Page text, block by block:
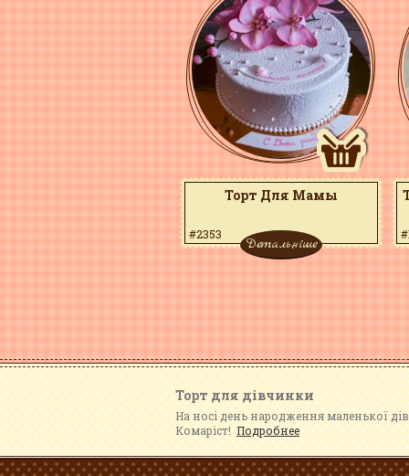
Торт Для Мамы
#2353
Детальніше
Торт для дівчинки
На носі день народження маленької
Комаріст! Подробнее